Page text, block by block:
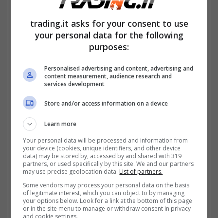
Per quanto tornare a casa dalle vacanze
natalizie e trovare la propria casa occupata
abusivamente da un’altra famiglia possa
essere sconcertante, di fattola legge
italiana vieta di farsi giustizia da sé: è del
tutto illegittimo, quindi, cambiare la serratura
trading.it asks for your consent to use
your personal data for the following
purposes:
Personalised advertising and content, advertising and
content measurement, audience research and
services development
Store and/or access information on a device
Learn more
Your personal data will be processed and information from
your device (cookies, unique identifiers, and other device
data) may be stored by, accessed by and shared with 319
partners, or used specifically by this site. We and our partners
may use precise geolocation data. List of partners.
Some vendors may process your personal data on the basis
of legitimate interest, which you can object to by managing
your options below. Look for a link at the bottom of this page
or in the site menu to manage or withdraw consent in privacy
and cookie settings.